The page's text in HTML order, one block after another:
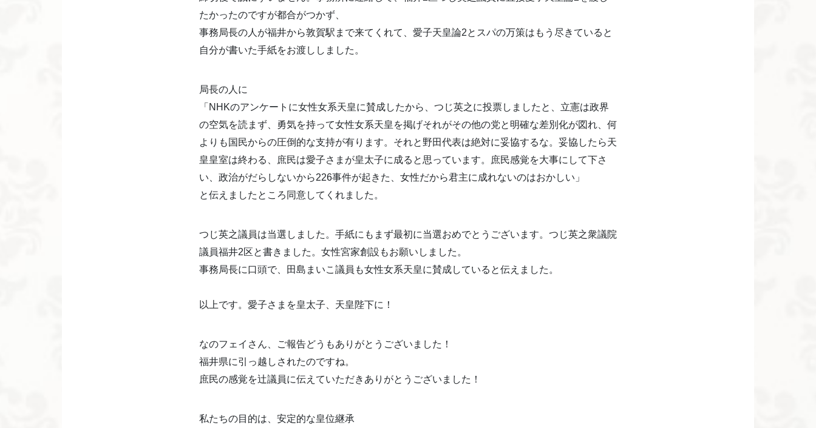
たかったのですが都合がつかず、
事務局長の人が福井から敦賀駅まで来てくれて、愛子天皇論2とスパの万策はもう尽きていると
自分が書いた手紙をお渡ししました。
局長の人に
「NHKのアンケートに女性女系天皇に賛成したから、つじ英之に投票しましたと、立憲は政界
の空気を読まず、勇気を持って女性女系天皇を掲げそれがその他の党と明確な差別化が図れ、何
よりも国民からの圧倒的な支持が有ります。それと野田代表は絶対に妥協するな。妥協したら天
皇皇室は終わる、庶民は愛子さまが皇太子に成ると思っています。庶民感覚を大事にして下さ
い、政治がだらしないから226事件が起きた、女性だから君主に成れないのはおかしい」
と伝えましたところ同意してくれました。
つじ英之議員は当選しました。手紙にもまず最初に当選おめでとうございます。つじ英之衆議院
議員福井2区と書きました。女性宮家創設もお願いしました。
事務局長に口頭で、田島まいこ議員も女性女系天皇に賛成していると伝えました。
以上です。愛子さまを皇太子、天皇陛下に！
なのフェイさん、ご報告どうもありがとうございました！
福井県に引っ越しされたのですね。
庶民の感覚を辻議員に伝えていただきありがとうございました！
私たちの目的は、安定的な皇位継承